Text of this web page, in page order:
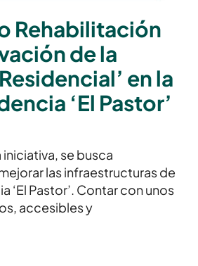
Rehabilitación
de la
en la
‘El Pastor’
se busca
las infraestructuras de
‘El Pastor’. Contar con unos
accesibles y